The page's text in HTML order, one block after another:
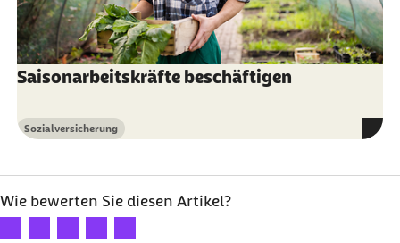
Saisonarbeitskräfte beschäftigen
Kategorie
Sozialversicherung
Wie bewerten Sie diesen Artikel?
Ihre Bewertung: 1 Stern
Ihre Bewertung: 2 Sterne
Ihre Bewertung: 3 Sterne
Ihre Bewertung: 4 Sterne
Ihre Bewertung: 5 Sterne